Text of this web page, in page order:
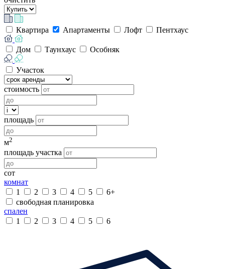
Квартира Апартаменты Лофт Пентхаус
Дом Таунхаус Особняк
Участок
стоимость
площадь
м2
площадь участка
сот
комнат
1
2 3 4 5
6+
свободная планировка
спален
1
2 3 4 5 6